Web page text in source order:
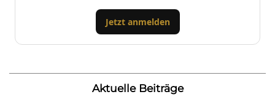
Jetzt anmelden
Aktuelle Beiträge